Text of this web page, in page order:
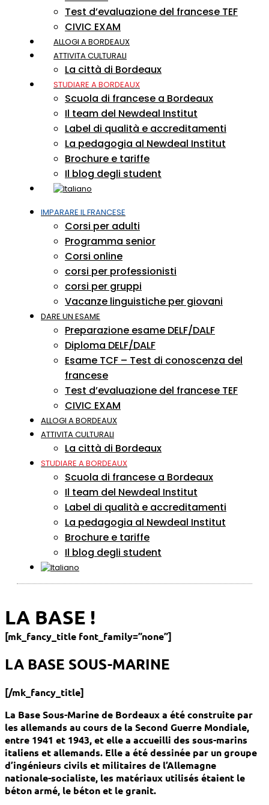
Test d’evaluazione del francese TEF
CIVIC EXAM
ALLOGI A BORDEAUX
ATTIVITA CULTURALI
La città di Bordeaux
STUDIARE A BORDEAUX
Scuola di francese a Bordeaux
Il team del Newdeal Institut
Label di qualità e accreditamenti
La pedagogia al Newdeal Institut
Brochure e tariffe
Il blog degli student
IMPARARE IL FRANCESE
Corsi per adulti
Programma senior
Corsi online
corsi per professionisti
corsi per gruppi
Vacanze linguistiche per giovani
DARE UN ESAME
Preparazione esame DELF/DALF
Diploma DELF/DALF
Esame TCF – Test di conoscenza del
francese
Test d’evaluazione del francese TEF
CIVIC EXAM
ALLOGI A BORDEAUX
ATTIVITA CULTURALI
La città di Bordeaux
STUDIARE A BORDEAUX
Scuola di francese a Bordeaux
Il team del Newdeal Institut
Label di qualità e accreditamenti
La pedagogia al Newdeal Institut
Brochure e tariffe
Il blog degli student
LA BASE !
[mk_fancy_title font_family=”none”]
LA BASE SOUS-MARINE
[/mk_fancy_title]
La Base Sous-Marine de Bordeaux a été construite par
les allemands au cours de la Second Guerre Mondiale,
entre 1941 et 1943, et elle a accueilli des sous-marins
italiens et allemands. Elle a été dessinée par un groupe
d’ingénieurs civils et militaires de l’Allemagne
nationale-socialiste, les matériaux utilisés étaient le
béton armé, le béton et le granit.